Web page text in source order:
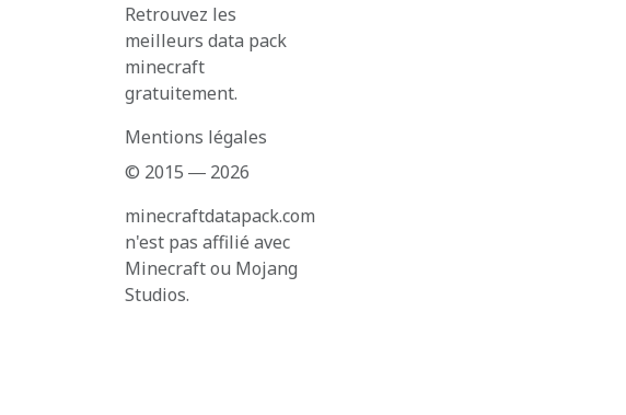
Retrouvez les
meilleurs data pack
minecraft
gratuitement.
Mentions légales
© 2015 ― 2026
minecraftdatapack.com
n'est pas affilié avec
Minecraft ou Mojang
Studios.